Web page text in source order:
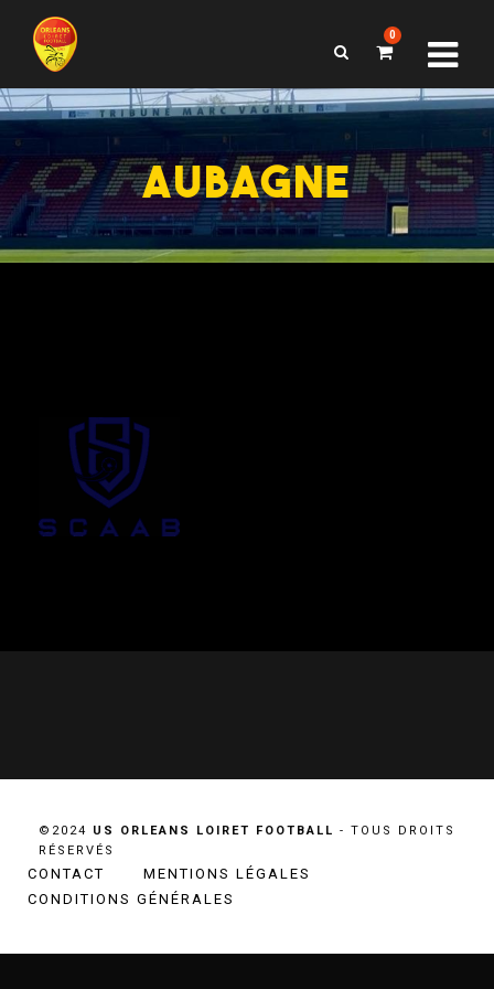
0
AUBAGNE
©2024 US ORLEANS LOIRET FOOTBALL - TOUS DROITS
RÉSERVÉS
CONTACT
MENTIONS LÉGALES
CONDITIONS GÉNÉRALES